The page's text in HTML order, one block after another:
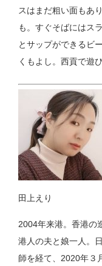
スはまだ粗い面もあ
も。すぐそばにはス
とサップができるビ
くもよし。西貢で遊
田上えり
2004年来港。香港の
港人の夫と娘一人。
師を経て、2020年３